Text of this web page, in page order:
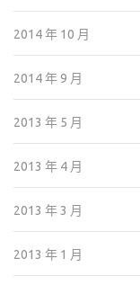
2014 年 10 月
2014 年 9 月
2013 年 5 月
2013 年 4 月
2013 年 3 月
2013 年 1 月